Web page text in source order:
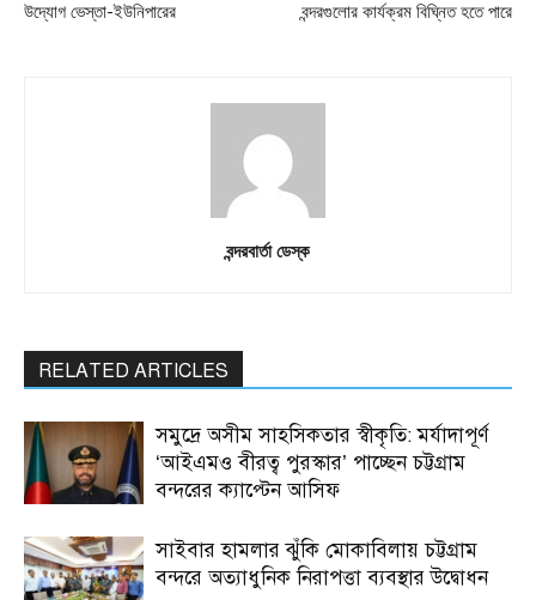
উদ্যোগ ভেস্তা-ইউনিপারের
বন্দরগুলোর কার্যক্রম বিঘ্নিত হতে পারে
বন্দরবার্তা ডেস্ক
RELATED ARTICLES
সমুদ্রে অসীম সাহসিকতার স্বীকৃতি: মর্যাদাপূর্ণ
‘আইএমও বীরত্ব পুরস্কার’ পাচ্ছেন চট্টগ্রাম
বন্দরের ক্যাপ্টেন আসিফ
সাইবার হামলার ঝুঁকি মোকাবিলায় চট্টগ্রাম
বন্দরে অত্যাধুনিক নিরাপত্তা ব্যবস্থার উদ্বোধন